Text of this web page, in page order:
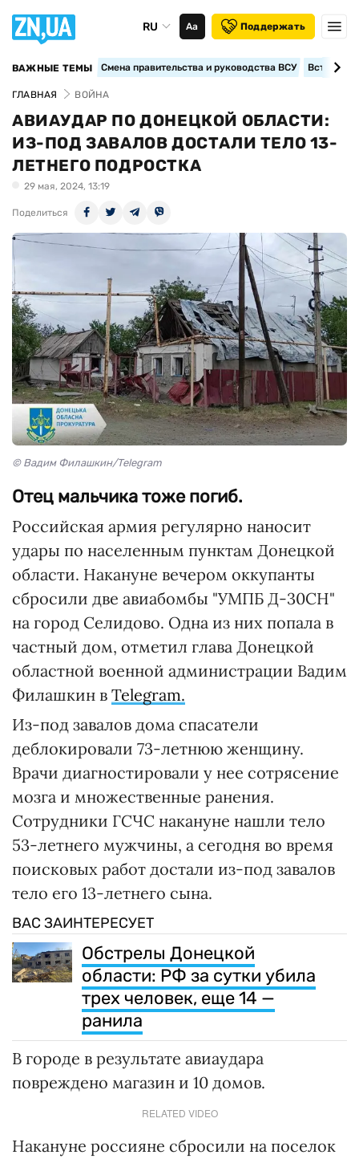
RU Аа Поддержать
ВАЖНЫЕ ТЕМЫ Смена правительства и руководства ВСУ
ГЛАВНАЯ ВОЙНА
АВИАУДАР ПО ДОНЕЦКОЙ ОБЛАСТИ:
ИЗ-ПОД ЗАВАЛОВ ДОСТАЛИ ТЕЛО 13-
ЛЕТНЕГО ПОДРОСТКА
29 мая, 2024, 13:19
Поделиться
© Вадим Филашкин/Telegram
Отец мальчика тоже погиб.
Российская армия регулярно наносит
удары по населенным пунктам Донецкой
области. Накануне вечером оккупанты
сбросили две авиабомбы "УМПБ Д-30СН"
на город Селидово. Одна из них попала в
частный дом, отметил глава Донецкой
областной военной администрации Вадим
Филашкин в Telegram.
Из-под завалов дома спасатели
деблокировали 73-летнюю женщину.
Врачи диагностировали у нее сотрясение
мозга и множественные ранения.
Сотрудники ГСЧС накануне нашли тело
53-летнего мужчины, а сегодня во время
поисковых работ достали из-под завалов
тело его 13-летнего сына.
ВАС ЗАИНТЕРЕСУЕТ
Обстрелы Донецкой
области: РФ за сутки убила
трех человек, еще 14 —
ранила
В городе в результате авиаудара
повреждено магазин и 10 домов.
RELATED VIDEO
Накануне россияне сбросили на поселок